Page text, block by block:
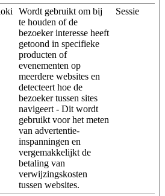
Wordt gebruikt om bij
te houden of de
bezoeker interesse heeft
getoond in specifieke
producten of
evenementen op
meerdere websites en
detecteert hoe de
bezoeker tussen sites
navigeert - Dit wordt
gebruikt voor het meten
van advertentie-
inspanningen en
vergemakkelijkt de
betaling van
verwijzingskosten
tussen websites.
Sessie